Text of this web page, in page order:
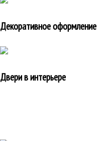
Декоративное оформление
Двери в интерьере